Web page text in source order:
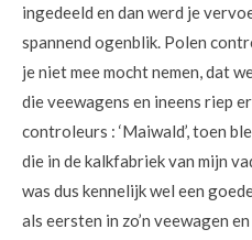
ingedeeld en dan werd je
spannend ogenblik. Polen
je niet mee mocht nemen, dat
die veewagens en ineens riep
controleurs : ‘Maiwald’, toen
die in de kalkfabriek van mijn
was dus kennelijk wel een
als eersten in zo’n veewagen